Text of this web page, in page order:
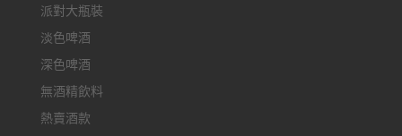
派對大瓶裝
淡色啤酒
深色啤酒
無酒精飲料
熱賣酒款